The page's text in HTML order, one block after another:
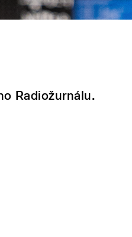
Radiožurnálu.